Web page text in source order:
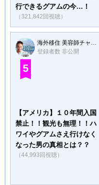
行できるグアムの今…！
（321,842回視聴）
海外移住 美容師チャンネル Studio J
登録者数 非公開
5
【アメリカ】１０年間入国
禁止！！観光も無理！！ハ
ワイやグアムさえ行けなく
なった男の真相とは？？
（44,993回視聴）